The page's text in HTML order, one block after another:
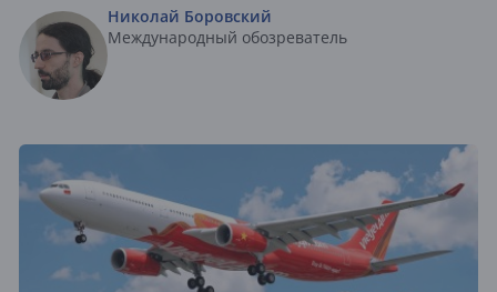
Николай Боровский
Международный обозреватель